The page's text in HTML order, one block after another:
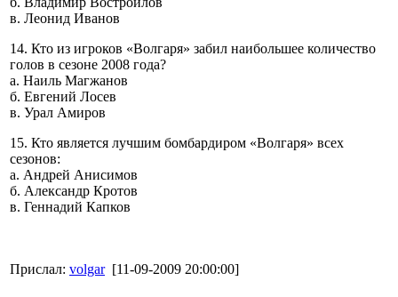
в. Леонид Иванов
14. Кто из игроков «Волгаря» забил наибольшее количество
голов в сезоне 2008 года?
а. Наиль Магжанов
б. Евгений Лосев
в. Урал Амиров
15. Кто является лучшим бомбардиром «Волгаря» всех
сезонов:
а. Андрей Анисимов
б. Александр Кротов
в. Геннадий Капков
Прислал: volgar [11-09-2009 20:00:00]